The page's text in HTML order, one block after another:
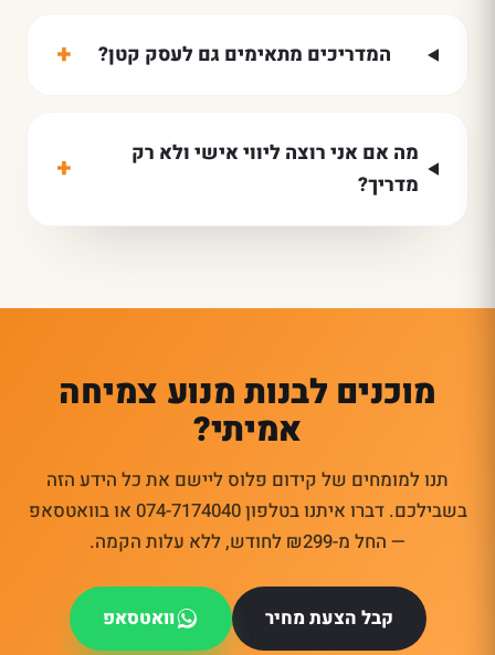
המדריכים מתאימים גם לעסק קטן? +
מה אם אני רוצה ליווי אישי ולא רק
מדריך?
+
מוכנים לבנות מנוע צמיחה
אמיתי?
תנו למומחים של קידום פלוס ליישם את כל הידע הזה
בשבילכם. דברו איתנו בטלפון 074-7174040 או בוואטסאפ
— החל מ-₪299 לחודש, ללא עלות הקמה.
קבל הצעת מחיר וואטסאפ